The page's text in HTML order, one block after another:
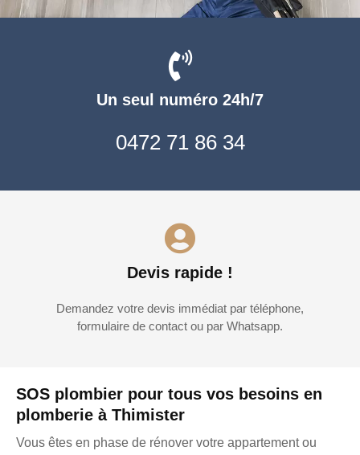
SOS plombier pour tous vos besoins en
plomberie à Thimister
Vous êtes en phase de rénover votre appartement ou
Un seul numéro 24h/7
0472 71 86 34
Devis rapide !
Demandez votre devis immédiat par téléphone,
formulaire de contact ou par Whatsapp.